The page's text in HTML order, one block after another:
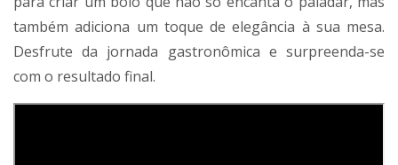
também adiciona um toque de elegância à sua mesa.
Desfrute da jornada gastronômica e surpreenda-se
com o resultado final.